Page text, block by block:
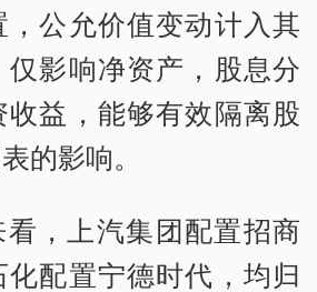
公允价值变动计入其
影响净资产，股息分
益，能够有效隔离股
的影响。
，上汽集团配置招商
配置宁德时代，均归